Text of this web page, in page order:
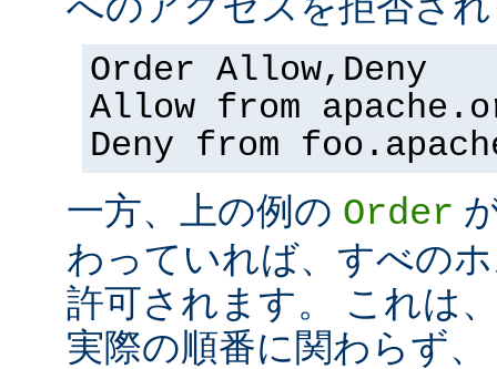
Order Allow,Deny
Allow from
Deny from
一方、上の例の Order
わっていれば、すべの
許可されます。 これは
実際の順番に関わらず、